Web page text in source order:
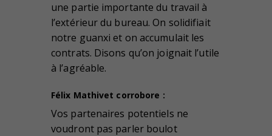
une partie importante du travail à
l’extérieur du bureau. On solidifiait
notre guanxi et on accumulait les
contrats. Disons qu’on joignait l’utile
à l’agréable.
Félix Mathivet corrobore :
Vos partenaires potentiels ne
voudront pas parler boulot